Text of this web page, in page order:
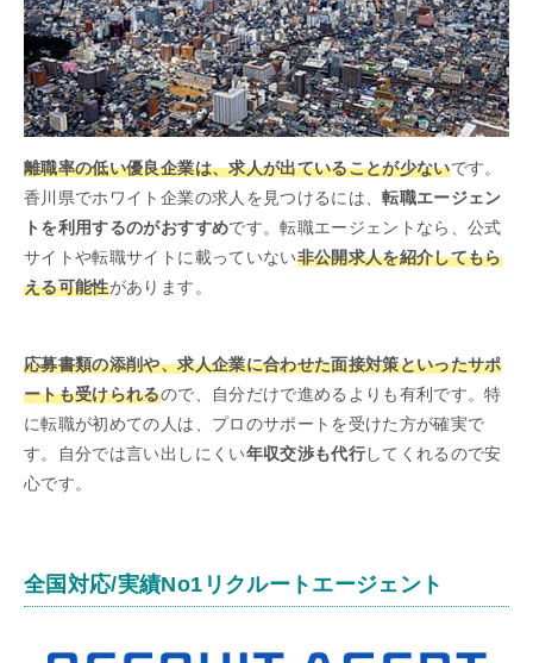
離職率の低い優良企業は、求人が出ていることが少ないです。
香川県でホワイト企業の求人を見つけるには、転職エージェン
トを利用するのがおすすめです。転職エージェントなら、公式
サイトや転職サイトに載っていない非公開求人を紹介してもら
える可能性があります。
応募書類の添削や、求人企業に合わせた面接対策といったサポ
ートも受けられるので、自分だけで進めるよりも有利です。特
に転職が初めての人は、プロのサポートを受けた方が確実で
す。自分では言い出しにくい年収交渉も代行してくれるので安
心です。
全国対応/実績No1リクルートエージェント